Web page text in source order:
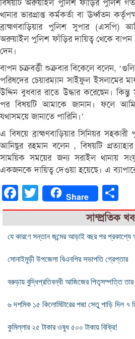
বিষয়টি অরুয়াইল পুলিশ ফাঁড়ির পুলিশ
থানার ভারপ্রাপ্ত কর্মকর্তা বা ঊর্ধ্বতন
ব্রাহ্মণবাড়িয়ার পুলিশ সুপার (এসপি)
অরুয়াইল পুলিশ ফাঁড়ির দায়িত্ব থেকে বাপন
দেন।
বাপন চক্রবর্ত্তী শুক্রবার বিকেলে বলেন,
পরিষদের চেয়ারম্যান সাইফুল ইসলামের
উদ্দিন বুধবার রাতে উদ্ধার করেছেন।
পর বিষয়টি আমাকে জানান। ফলে
যথাসময়ে জানাতে পারিনি।’
এ বিষয়ে ব্রাহ্মণবাড়িয়ার সিনিয়র
আনিছুর রহমান বলেন , বিষয়টি
সাময়িক সময়ের জন্য সরাইল থানায়
একজনকে দায়িত্ব দেওয়া হয়েছে। এ
FacebookTwitter Share
সাম্প্রতিক
যে কারণে সন্তান জন্মের আড়াই বছর পর প্রকাশ্যে
সোনাইমুড়ী উপজেলা বিএনপির সভাপতি গ্রেপ্তার
বরুড়ায় বুদ্ধিপ্রতিবন্ধী আজিজের পিতৃসম্পত্তি তার
৬ দশমিক ১৫ কিলোমিটারের পদ্মা সেতু পাড়ি দিল ৭
কুমিল্লার ২৫ টাকার ওষুধ ৫০০ টাকায় বিক্রি!